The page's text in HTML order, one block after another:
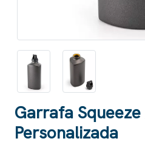
Garrafa
Personalizada